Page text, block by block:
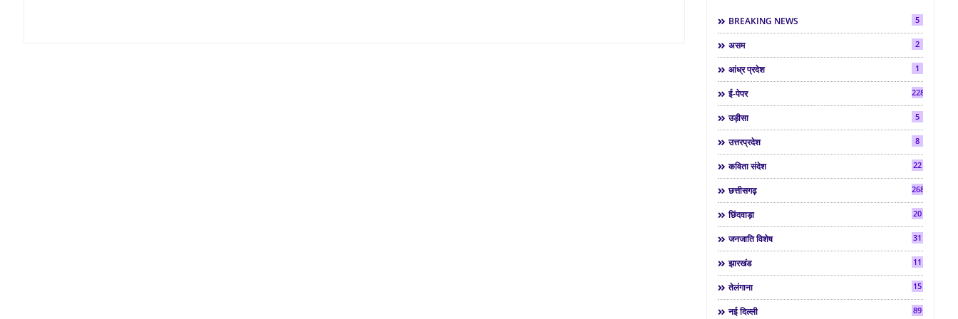
BREAKING NEWS 5
असम 2
आंध्र प्रदेश 1
ई-पेपर 2286
उड़ीसा 5
उत्तरप्रदेश 8
कविता संदेश 22
छत्तीसगढ़ 268
छिंदवाड़ा 20
जनजाति विशेष 31
झारखंड 11
तेलंगाना 15
नई दिल्ली 89